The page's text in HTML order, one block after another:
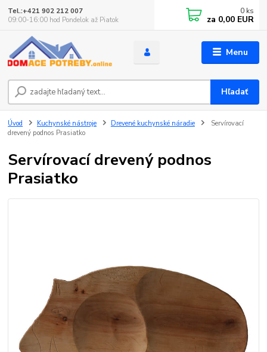
Menu
Hľadať
Tel.:+421 902 212 007
09:00-16:00 hod Pondelok až Piatok
0 ks
za 0,00 EUR
Úvod Kuchynské nástroje Drevené kuchynské náradie
Servírovací
drevený podnos Prasiatko
Servírovací drevený podnos
Prasiatko